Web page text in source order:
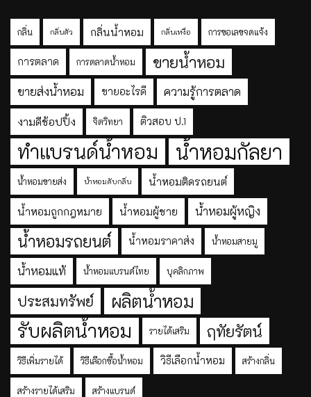
กลิ่น กลิ่นตัว กลิ่นน้ำหอม กลิ่นเหงื่อ การขอเลขจดแจ้ง
การตลาด การตลาดน้ำหอม ขายน้ำหอม
ขายส่งน้ำหอม ขายอะไรดี ความรู้การตลาด
งามดีช้อปปิ้ง จิตวิทยา ติวสอบ ป.1
ทำแบรนด์น้ำหอม น้ำหอมกัลยา
น้ำหอมขายส่ง น้ำหอมดับกลิ่น น้ำหอมติดรถยนต์
น้ำหอมถูกกฎหมาย น้ำหอมผู้ชาย น้ำหอมผู้หญิง
น้ำหอมรถยนต์ น้ำหอมราคาส่ง น้ำหอมสายมู
น้ำหอมแท้ น้ำหอมแบรนด์ไทย บุคลิกภาพ
ประสมทรัพย์ ผลิตน้ำหอม
รับผลิตน้ำหอม รายได้เสริม ฤทัยรัตน์
วิธีเพิ่มรายได้ วิธีเลือกซื้อน้ำหอม วิธีเลือกน้ำหอม สร้างกลิ่น
สร้างรายได้เสริม สร้างแบรนด์